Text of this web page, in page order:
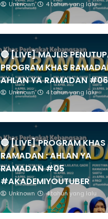
Unknown 4 tahun yang lalu
🔴 [LIVE] MAJLIS
PROGRAM KHAS
AHLAN YA RAMADAN
Unknown 4 tahun yang lalu
🔴 [LIVE] PROGRAM KHAS
RAMADAN : AHLAN YA
RAMADAN #05
#AKADEMIYOUTUBER
Unknown 4 tahun yang lalu